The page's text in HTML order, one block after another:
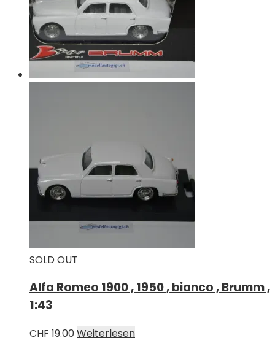
SOLD OUT
Alfa Romeo 1900 , 1950 , bianco , Brumm ,
1:43
CHF 19.00Weiterlesen